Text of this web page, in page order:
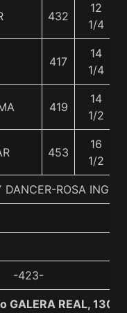
432
12
1/4
417
14
1/4
419
14
1/2
453
16
1/2
ROSA
-423-
GALERA REAL,